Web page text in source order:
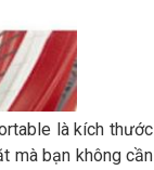
là kích thước
mà bạn không cần